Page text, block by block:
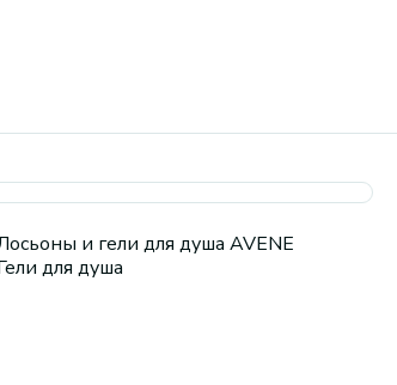
и гели для душа AVENE
для душа